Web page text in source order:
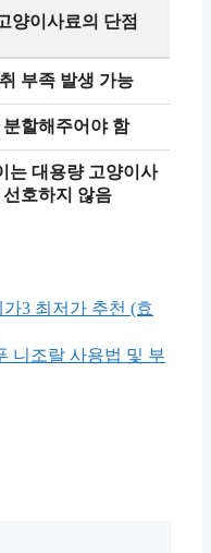
양이사료의 단점
부족 발생 가능
할해주어야 함
는 대용량 고양이사
선호하지 않음
3 최저가 추천 (효
니조랄 사용법 및 부